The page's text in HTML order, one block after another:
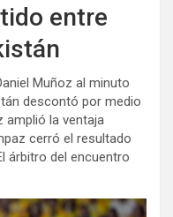
entre
Muñoz al minuto
descontó por medio
amplió la ventaja
cerró el resultado
árbitro del encuentro